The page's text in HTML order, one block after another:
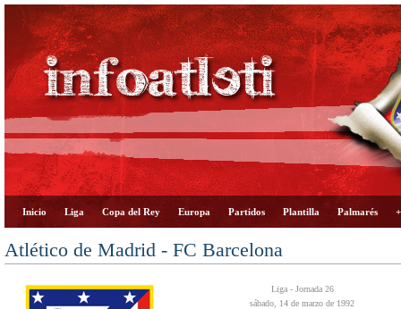
Inicio Liga Copa del Rey Europa Partidos Plantilla Palmarés
Atlético de Madrid - FC Barcelona
Liga - Jornada 26
sábado, 14 de marzo de 1992